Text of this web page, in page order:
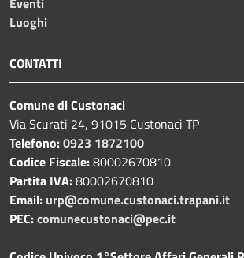
Luoghi
CONTATTI
Comune di Custonaci
Via Scurati 24, 91015 Custonaci TP
Telefono:0923 1872100
Codice Fiscale:80002670810
Partita IVA:80002670810
Email: urp@comune.custonaci.trapani.it
PEC:comunecustonaci@pec.it